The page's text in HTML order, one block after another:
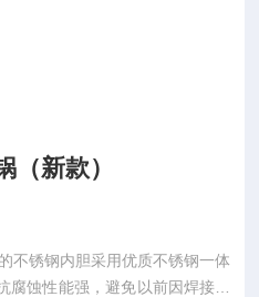
（新款）
不锈钢内胆采用优质不锈钢一体
蚀性能强，避免以前因焊接内